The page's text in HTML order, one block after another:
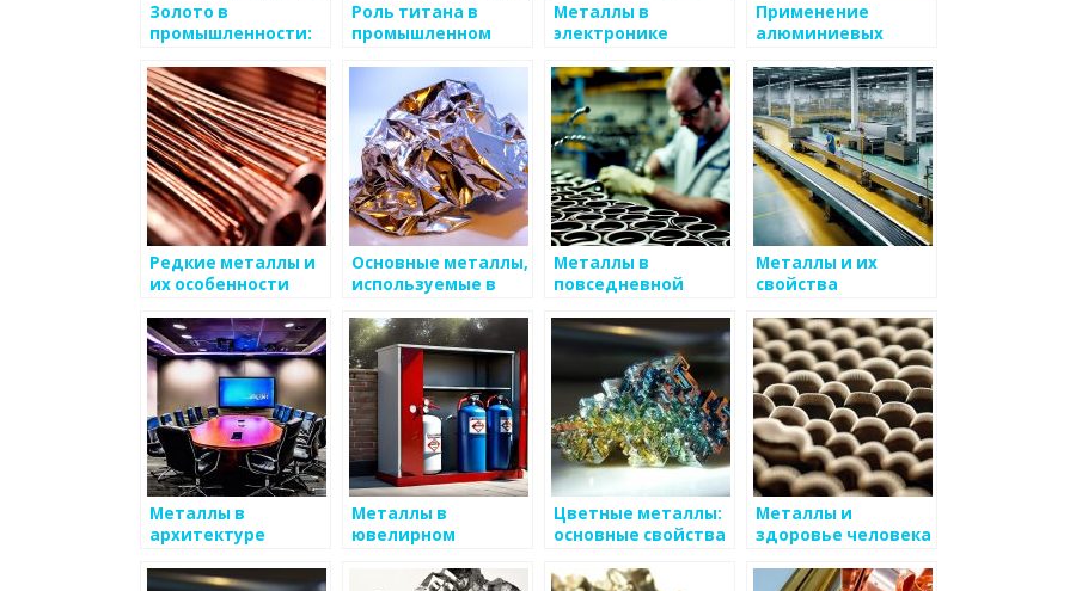
Золото в
промышленности:
применение в
технологиях
Роль титана в
промышленном
Металлы в
электронике
Применение
алюминиевых
и космической
промышленности
Редкие металлы и
их особенности
Основные металлы,
используемые в
Металлы в
повседневной
Металлы и их
свойства
Металлы в
архитектуре
Металлы в
ювелирном
Цветные металлы:
основные свойства
применения
Металлы и
здоровье человека